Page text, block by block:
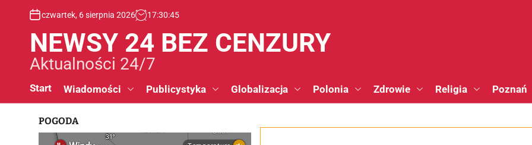
czwartek, 6 sierpnia 2026 17:30:46
NEWSY 24 BEZ CENZURY
Aktualności 24/7
Start Wiadomości Publicystyka Globalizacja Polonia Zdrowie Religia Poznań
POGODA